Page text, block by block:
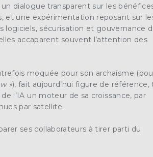
dialogue transparent sur les
et une expérimentation reposant sur
logiciels, sécurisation et gouvernance
accaparent souvent l’attention des
moquée pour son archaïsme
»), fait aujourd’hui figure de référence,
l’IA un moteur de sa croissance, par
par satellite.
ses collaborateurs à tirer parti du